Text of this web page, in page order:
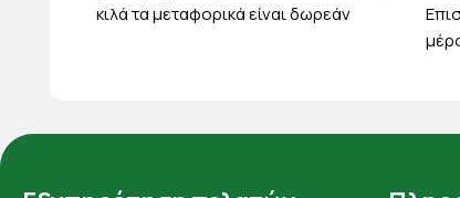
κιλά τα μεταφορικά είναι δωρεάν